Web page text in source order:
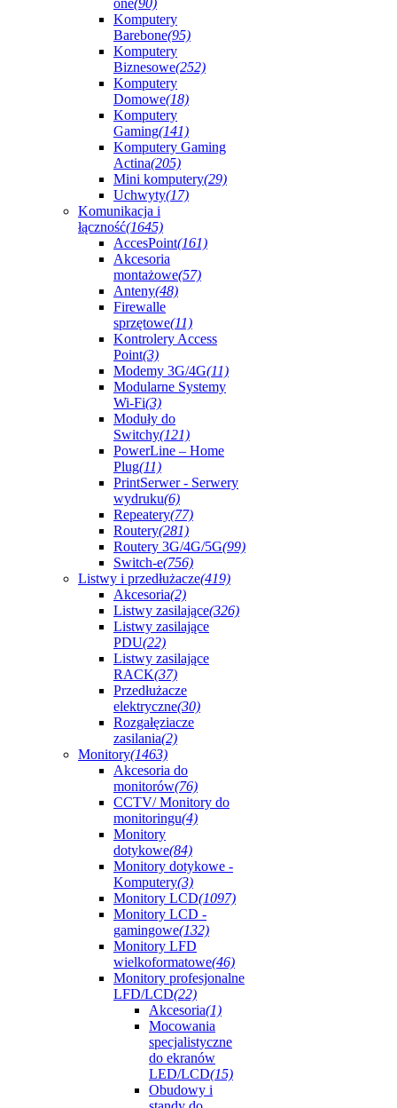
one(90)
Komputery
Barebone(95)
Komputery
Biznesowe(252)
Komputery
Domowe(18)
Komputery
Gaming(141)
Komputery Gaming
Actina(205)
Mini komputery(29)
Uchwyty(17)
Komunikacja i
łączność(1645)
AccesPoint(161)
Akcesoria
montażowe(57)
Anteny(48)
Firewalle
sprzętowe(11)
Kontrolery Access
Point(3)
Modemy 3G/4G(11)
Modularne Systemy
Wi-Fi(3)
Moduły do
Switchy(121)
PowerLine – Home
Plug(11)
PrintSerwer - Serwery
wydruku(6)
Repeatery(77)
Routery(281)
Routery 3G/4G/5G(99)
Switch-e(756)
Listwy i przedłużacze(419)
Akcesoria(2)
Listwy zasilające(326)
Listwy zasilające
PDU(22)
Listwy zasilające
RACK(37)
Przedłużacze
elektryczne(30)
Rozgałęziacze
zasilania(2)
Monitory(1463)
Akcesoria do
monitorów(76)
CCTV/ Monitory do
monitoringu(4)
Monitory
dotykowe(84)
Monitory dotykowe -
Komputery(3)
Monitory LCD(1097)
Monitory LCD -
gamingowe(132)
Monitory LFD
wielkoformatowe(46)
Monitory profesjonalne
LFD/LCD(22)
Akcesoria(1)
Mocowania
specjalistyczne
do ekranów
LED/LCD(15)
Obudowy i